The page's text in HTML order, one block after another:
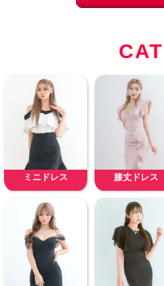
ミニドレス 膝丈ドレス